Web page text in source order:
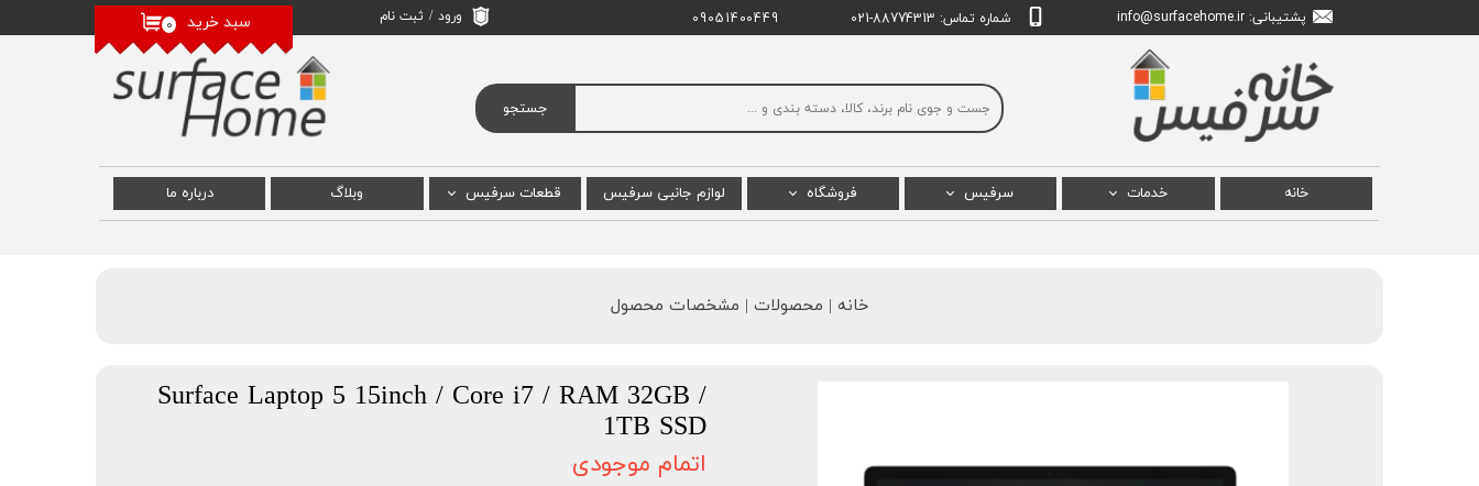
جستجو
پشتیبانی: info @surfacehome.ir شماره تماس: 88774313-021 ۰ سبد خرید ورود / ثبت نام
خروج از حساب
کاربری
خانه خدمات سرفیس فروشگاه لوازم جانبی سرفیس قطعات سرفیس وبلاگ درباره‌ ما
خانه | محصولات | مشخصات محصول
Surface Laptop 5 15inch / Core i7 / RAM 32GB /
1TB SSD
اتمام موجودی